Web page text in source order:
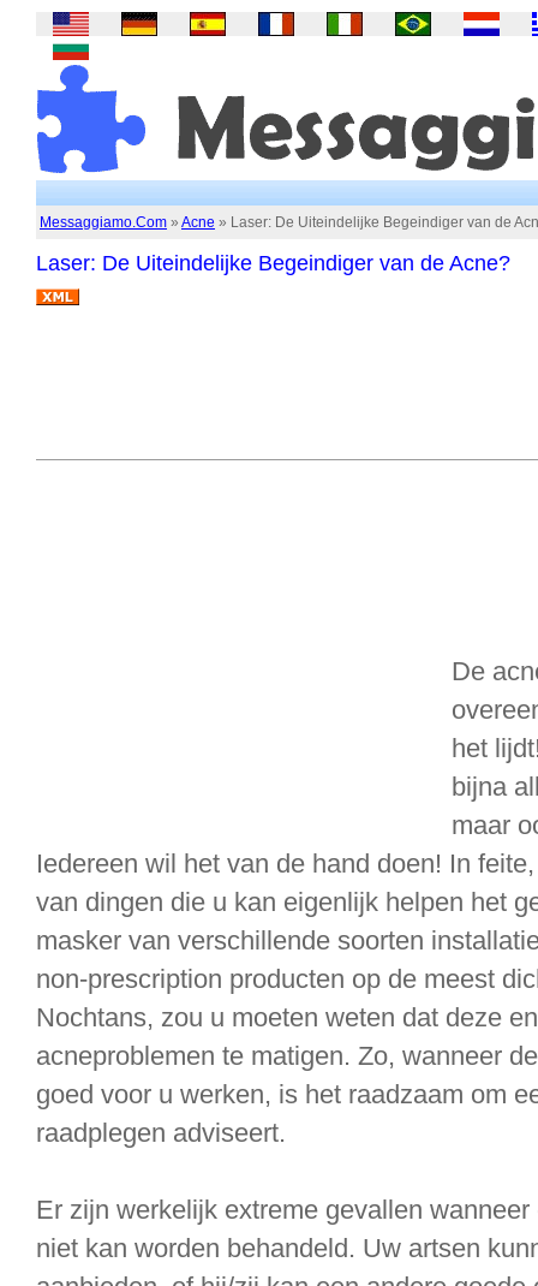
Messaggiamo.Com » Acne » Laser: De Uiteindelijke Begeindiger van de
Laser: De Uiteindelijke Begeindiger van de Acne?
De
het
bijna
maar
Iedereen wil het van de hand doen! In
van dingen die u kan eigenlijk helpen het
masker van verschillende soorten
non-prescription producten op de meest
Nochtans, zou u moeten weten dat deze
acneproblemen te matigen. Zo, wanneer
goed voor u werken, is het raadzaam om
raadplegen adviseert.
Er zijn werkelijk extreme gevallen
niet kan worden behandeld. Uw artsen